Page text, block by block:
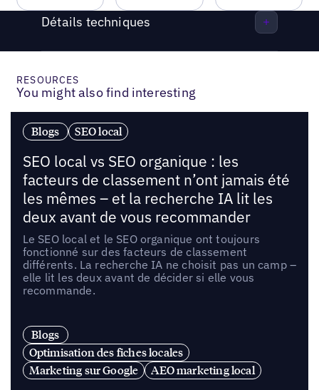
Détails techniques
RESOURCES
You might also find interesting
Blogs SEO local
SEO local vs SEO organique : les
facteurs de classement n’ont jamais été
les mêmes – et la recherche IA lit les
deux avant de vous recommander
Le SEO local et le SEO organique ont toujours
fonctionné sur des facteurs de classement
différents. La recherche IA ne choisit pas un camp –
elle lit les deux avant de décider si elle vous
recommande.
Blogs
Optimisation des fiches locales
Marketing sur Google
AEO marketing local